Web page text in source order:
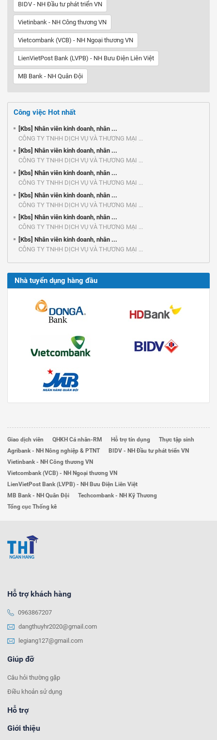
BIDV - NH Đầu tư phát triển VN
Vietinbank - NH Công thương VN
Vietcombank (VCB) - NH Ngoại thương VN
LienVietPost Bank (LVPB) - NH Bưu Điện Liên Việt
MB Bank - NH Quân Đội
Công việc Hot nhất
[Kbs] Nhân viên kinh doanh, nhân ...
CÔNG TY TNHH DỊCH VỤ VÀ THƯƠNG MẠI ...
[Kbs] Nhân viên kinh doanh, nhân ...
CÔNG TY TNHH DỊCH VỤ VÀ THƯƠNG MẠI ...
[Kbs] Nhân viên kinh doanh, nhân ...
CÔNG TY TNHH DỊCH VỤ VÀ THƯƠNG MẠI ...
[Kbs] Nhân viên kinh doanh, nhân ...
CÔNG TY TNHH DỊCH VỤ VÀ THƯƠNG MẠI ...
[Kbs] Nhân viên kinh doanh, nhân ...
CÔNG TY TNHH DỊCH VỤ VÀ THƯƠNG MẠI ...
[Kbs] Nhân viên kinh doanh, nhân ...
CÔNG TY TNHH DỊCH VỤ VÀ THƯƠNG MẠI ...
Nhà tuyển dụng hàng đầu
Giao dịch viên QHKH Cá nhân-RM Hỗ trợ tín dụng
Thực tập sinh
Agribank - NH Nông nghiệp & PTNT
BIDV - NH Đầu tư phát triển VN
Vietinbank - NH Công thương VN
Vietcombank (VCB) - NH Ngoại thương VN
LienVietPost Bank (LVPB) - NH Bưu Điện Liên Việt
MB Bank - NH Quân Đội
Techcombank - NH Kỹ Thương
Tổng cục Thống kê
Hỗ trợ khách hàng
0963867207
dangthuyhr2020@gmail.com
legiang127@gmail.com
Giúp đỡ
Câu hỏi thường gặp
Điều khoản sử dụng
Hỗ trợ
Giới thiệu